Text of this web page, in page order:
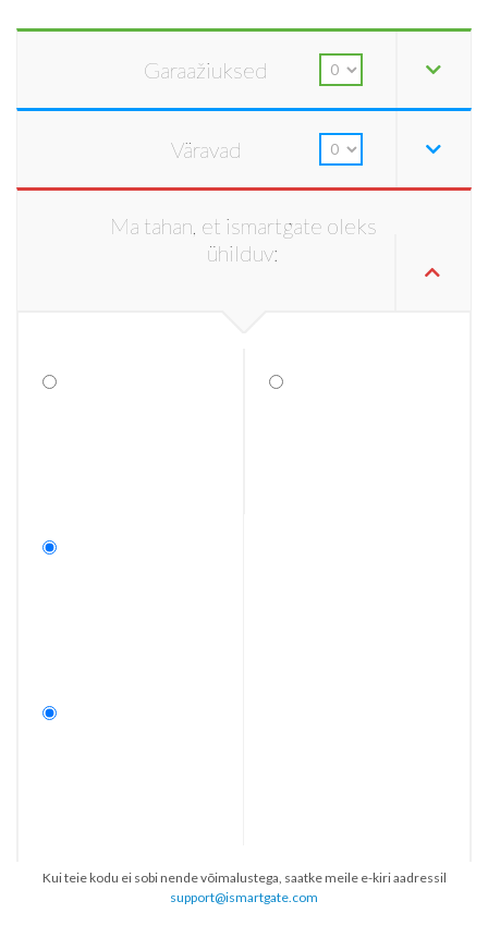
Garaažiuksed
Väravad
Ma tahan, et ismartgate oleks
ühilduv:
Kui teie kodu ei sobi nende võimalustega, saatke meile e-kiri aadressil
support@ismartgate.com